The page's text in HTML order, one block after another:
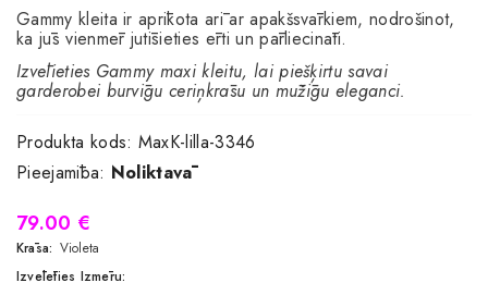
Gammy kleita ir aprīkota arī ar apakšsvārkiem, nodrošinot,
ka jūs vienmēr jutīsieties ērti un pārliecināti.
Izvēlieties Gammy maxi kleitu, lai piešķirtu savai
garderobei burvīgu ceriņkrāsu un mūžīgu eleganci.
Produkta kods: MaxK-lilla-3346
Pieejamība: Noliktavā
79.00 €
Krāsa: Violeta
Izvēlēties Izmēru: